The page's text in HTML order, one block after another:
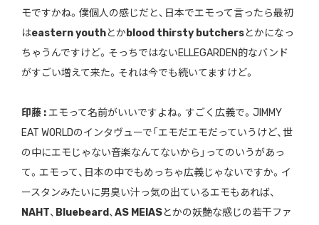
モですかね。僕個人の感じだと、日本でエモって言ったら最初
はeastern youthとか blood thirsty butchersとかになっ
ちゃうんですけど。そっちではないELLEGARDEN的なバンド
がすごい増えて来た。それは今でも続いてますけど。
印藤 :エモって名前がいいですよね。すごく広義で。JIMMY
EAT WORLDのインタヴューで「エモだエモだっていうけど、世
の中にエモじゃない音楽なんてないから」ってのいうがあっ
て。エモって、日本の中でもめっちゃ広義じゃないですか。イ
ースタンみたいに男臭い汁っ気の出ているエモもあれば、
NAHT、 Bluebeard、AS MEIASとかの妖艶な感じの若干ファ